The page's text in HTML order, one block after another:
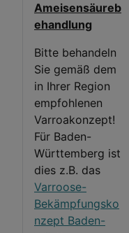
Ameisensäureb
ehandlung
Bitte behandeln
Sie gemäß dem
in Ihrer Region
empfohlenen
Varroakonzept!
Für Baden-
Württemberg ist
dies z.B. das
Varroose-
Bekämpfungsko
nzept Baden-